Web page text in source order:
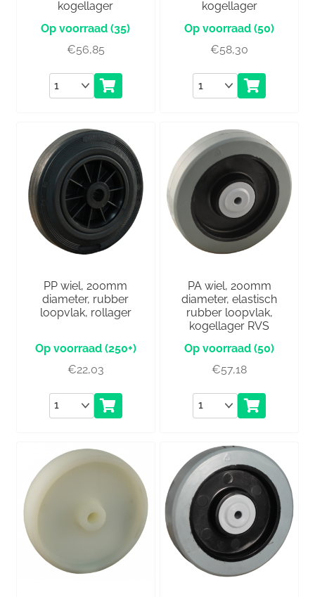
kogellager
(35)
€56,85
Aantal
kogellager
(50)
€58,30
Aantal
PP wiel, 200mm
diameter, rubber
loopvlak, rollager
(250+)
€22,03
Aantal
PA wiel, 200mm
diameter, elastisch
rubber loopvlak,
kogellager RVS
(50)
€57,18
Aantal